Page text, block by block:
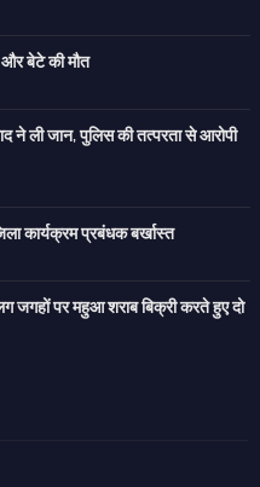
और बेटे की मौत
ने ली जान, पुलिस की तत्परता से आरोपी
कार्यक्रम प्रबंधक बर्खास्त
जगहों पर महुआ शराब बिक्री करते हुए दो